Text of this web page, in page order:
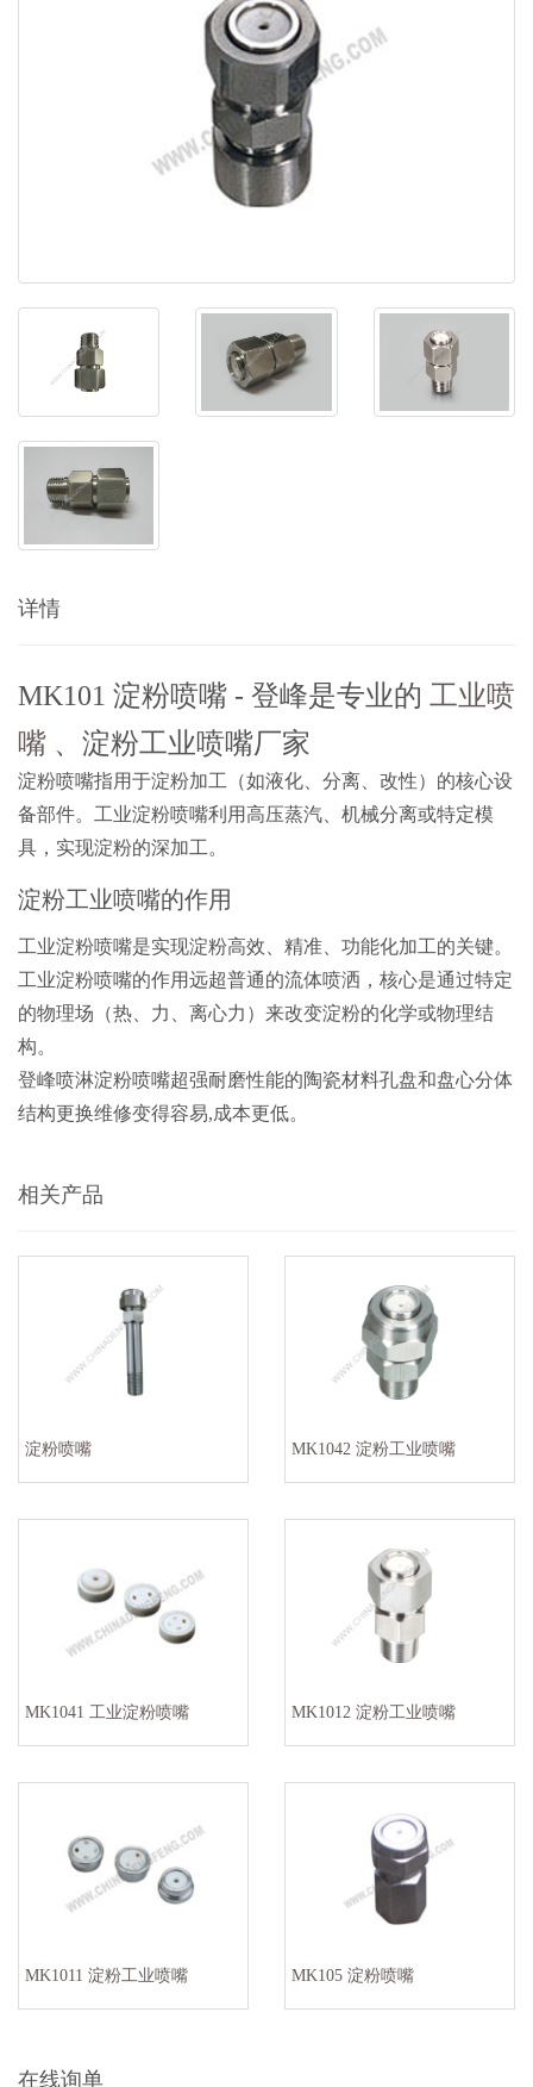
详情
MK101 淀粉喷嘴 - 登峰是专业的 工业喷
嘴 、淀粉工业喷嘴厂家
淀粉喷嘴指用于淀粉加工（如液化、分离、改性）的核心设
备部件。工业淀粉喷嘴利用高压蒸汽、机械分离或特定模
具，实现淀粉的深加工。
淀粉工业喷嘴的作用
工业淀粉喷嘴是实现淀粉高效、精准、功能化加工的关键。
工业淀粉喷嘴的作用远超普通的流体喷洒，核心是通过特定
的物理场（热、力、离心力）来改变淀粉的化学或物理结
构。
登峰喷淋淀粉喷嘴超强耐磨性能的陶瓷材料孔盘和盘心分体
结构更换维修变得容易,成本更低。
相关产品
淀粉喷嘴 MK1042 淀粉工业喷嘴
MK1041 工业淀粉喷嘴 MK1012 淀粉工业喷嘴
MK1011 淀粉工业喷嘴 MK105 淀粉喷嘴
在线询单